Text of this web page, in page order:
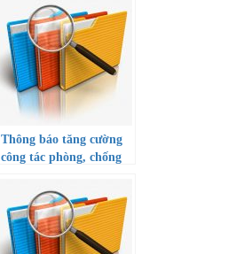
Thông báo tăng cường
công tác phòng, chống